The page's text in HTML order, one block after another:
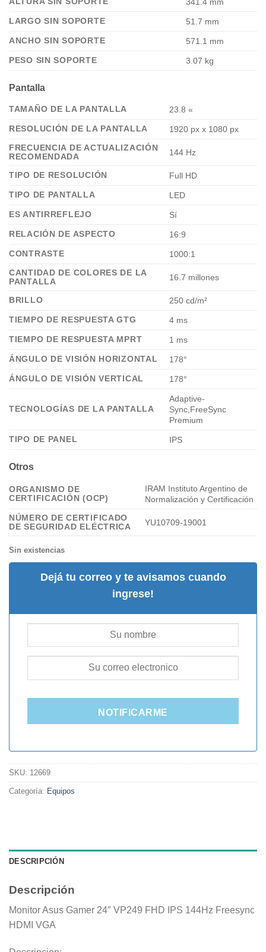
LARGO SIN SOPORTE
51.7 mm
ANCHO SIN SOPORTE
571.1 mm
PESO SIN SOPORTE
3.07 kg
Pantalla
TAMAÑO DE LA PANTALLA
23.8 «
RESOLUCIÓN DE LA PANTALLA
1920 px x 1080 px
FRECUENCIA DE ACTUALIZACIÓN
RECOMENDADA
144 Hz
TIPO DE RESOLUCIÓN
Full HD
TIPO DE PANTALLA
LED
ES ANTIRREFLEJO
Sí
RELACIÓN DE ASPECTO
16:9
CONTRASTE
1000:1
CANTIDAD DE COLORES DE LA
PANTALLA
16.7 millones
BRILLO
250 cd/m²
TIEMPO DE RESPUESTA GTG
4 ms
TIEMPO DE RESPUESTA MPRT
1 ms
ÁNGULO DE VISIÓN HORIZONTAL
178°
ÁNGULO DE VISIÓN VERTICAL
178°
TECNOLOGÍAS DE LA PANTALLA
Adaptive-
Sync,FreeSync
Premium
TIPO DE PANEL
IPS
Otros
ORGANISMO DE
CERTIFICACIÓN (OCP)
IRAM Instituto Argentino de
Normalización y Certificación
NÚMERO DE CERTIFICADO
DE SEGURIDAD ELÉCTRICA
YU10709-19001
Sin existencias
Dejá tu correo y te avisamos cuando
ingrese!
NOTIFICARME
SKU: 12669
Categoría: Equipos
DESCRIPCIÓN
Descripción
Monitor Asus Gamer 24″ VP249 FHD IPS 144Hz Freesync
HDMI VGA